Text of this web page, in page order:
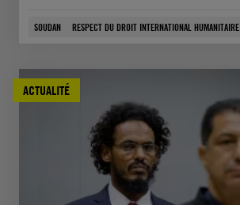
SOUDAN RESPECT DU DROIT INTERNATIONAL HUMANITAIRE
ACTUALITÉ